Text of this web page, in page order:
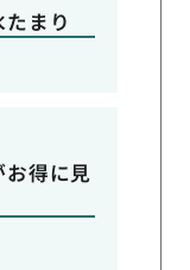
まり
得に見